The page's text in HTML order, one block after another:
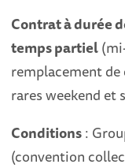
Contrat à durée
temps partiel
remplacement de
rares weekend et
Conditions:
(convention